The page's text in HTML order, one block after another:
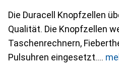
Die Duracell Knopfzellen
Qualität. Die Knopfzellen
Taschenrechnern,
Pulsuhren eingesetzt.